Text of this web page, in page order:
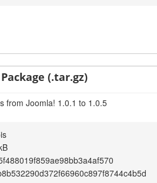
(.tar.gz)
from Joomla! 1.0.1 to 1.0.5